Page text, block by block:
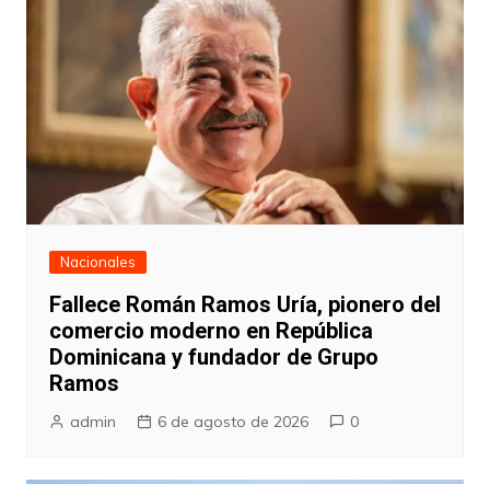
Nacionales
Fallece Román Ramos Uría, pionero del
comercio moderno en República
Dominicana y fundador de Grupo
Ramos
admin 6 de agosto de 2026 0